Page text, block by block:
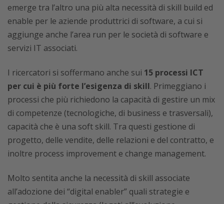
emerge tra l’altro una più alta necessità di skill build ed
enable per le aziende produttrici di software, a cui si
aggiunge anche l’area run per le società di software e
servizi IT associati.
I ricercatori si soffermano anche sui 15 processi ICT
per cui è più forte l’esigenza di skill. Primeggiano i
processi che più richiedono la capacità di gestire un mix
di competenze (tecnologiche, di business e trasversali),
capacità che è una soft skill. Tra questi gestione di
progetto, delle vendite, delle relazioni e del contratto, e
inoltre process improvement e change management.
Molto sentita anche la necessità di skill associate
all’adozione dei “digital enabler” quali strategie e